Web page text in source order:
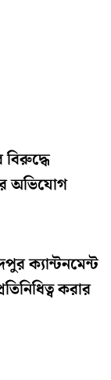
অভিযোগ
ক্যান্টনমেন্ট
করার